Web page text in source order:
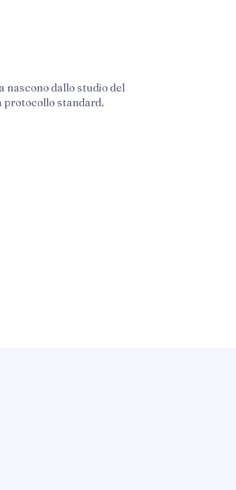
nascono dallo studio del
protocollo standard.